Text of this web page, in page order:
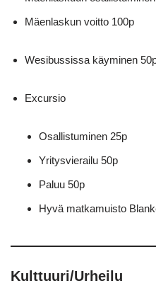
Mäenlaskun voitto 100p
Wesibussissa käyminen
Excursio
Osallistuminen 25p
Yritysvierailu 50p
Paluu 50p
Hyvä matkamuisto
Kulttuuri/Urheilu